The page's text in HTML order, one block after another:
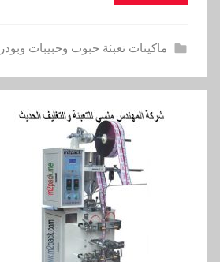
ماكينات تعبئة حبوب وحبيبات وبودر